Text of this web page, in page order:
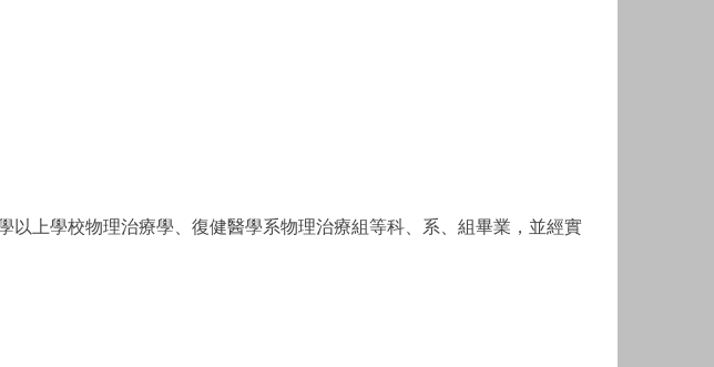
上學校物理治療學、復健醫學系物理治療組等科、系、組畢業，並經實